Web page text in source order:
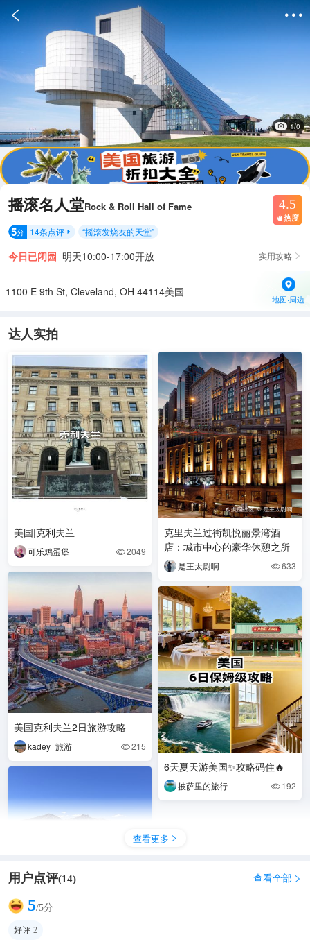
 
1/0
摇滚名人堂Rock & Roll Hall of Fame 4.5
 热度
5分 14条点评  “摇滚发烧友的天堂”
今日已闭园 明天10:00-17:00开放 实用攻略 
1100 E 9th St, Cleveland, OH 44114美国
地图·周边
达人实拍
美国|克利夫兰
可乐鸡蛋堡 2049
美国克利夫兰2日旅游攻略
kadey_旅游 215
克里夫兰过街凯悦丽景湾酒
店：城市中心的豪华休憩之所
是王太尉啊 633
6天夏天游美国✨攻略码住🔥
披萨里的旅行  192
查看更多 
用户点评(14) 查看全部 
5/5分
好评 2